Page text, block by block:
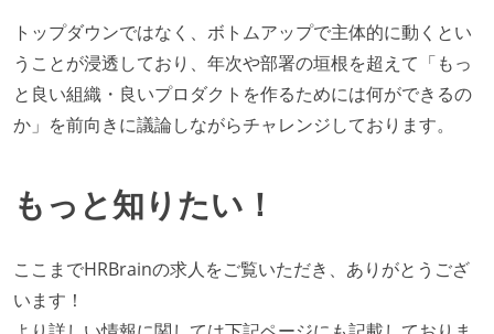
ていない
コード品質向上のための取り組み
本番にデプロイされるコードには、全てコードレビュ
「リファクタリングは随時行われるべき」という価値
観をメンバー全員が共有しており、日常的に実施して
提出されたコードには自動的にリグレッションテスト
が実行される環境が構築されている
トップダウンではなく、ボトムアップで主体的に動くとい
うことが浸透しており、年次や部署の垣根を超えて「もっ
と良い組織・良いプロダクトを作るためには何ができるの
か」を前向きに議論しながらチャレンジしております。
もっと知りたい！
ここまでHRBrainの求人をご覧いただき、ありがとうござ
います！